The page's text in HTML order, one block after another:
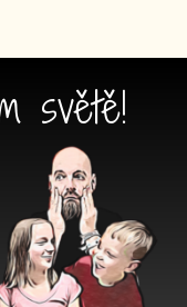
světě!